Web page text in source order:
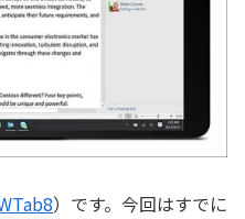
）です。今回はすでに